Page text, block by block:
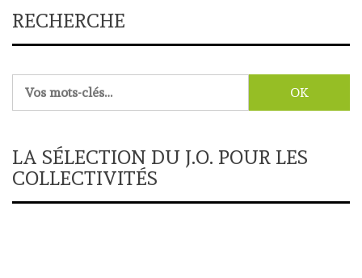
RECHERCHE
LA SÉLECTION DU J.O. POUR LES
COLLECTIVITÉS